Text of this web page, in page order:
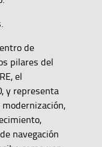
de
pilares del
el
y representa
navegación